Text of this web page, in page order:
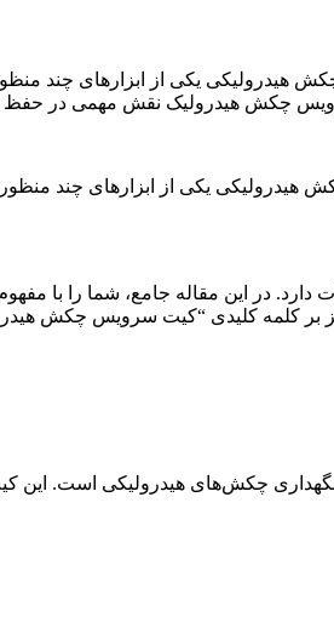
هیدرولیکی یکی از ابزارهای چند
چکش هیدرولیک نقش مهمی در حفظ
هیدرولیکی یکی از ابزارهای چند
در این مقاله جامع، شما را با
بر کلمه کلیدی “کیت سرویس چکش
چکش‌های هیدرولیکی است. این